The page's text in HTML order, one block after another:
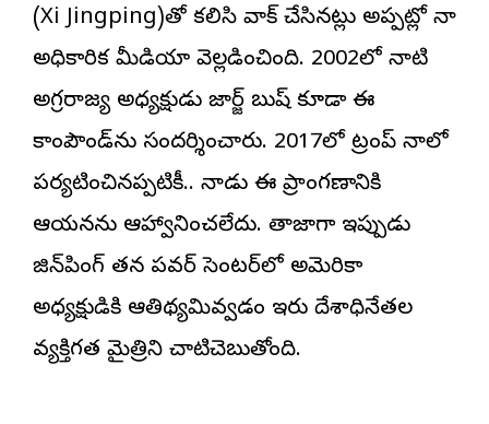
(Xi Jingping)తో కలిసి వాక్‌ చేసినట్లు అప్పట్లో చైనా
అధికారిక మీడియా వెల్లడించింది. 2002లో నాటి
అగ్రరాజ్య అధ్యక్షుడు జార్జ్‌ బుష్‌ కూడా ఈ
కాంపౌండ్‌ను సందర్శించారు. 2017లో ట్రంప్‌ చైనాలో
పర్యటించినప్పటికీ.. నాడు ఈ ప్రాంగణానికి
ఆయనను ఆహ్వానించలేదు. తాజాగా ఇప్పుడు
జిన్‌పింగ్‌ తన పవర్‌ సెంటర్‌లో అమెరికా
అధ్యక్షుడికి ఆతిథ్యమివ్వడం ఇరు దేశాధినేతల
వ్యక్తిగత మైత్రిని చాటిచెబుతోంది.